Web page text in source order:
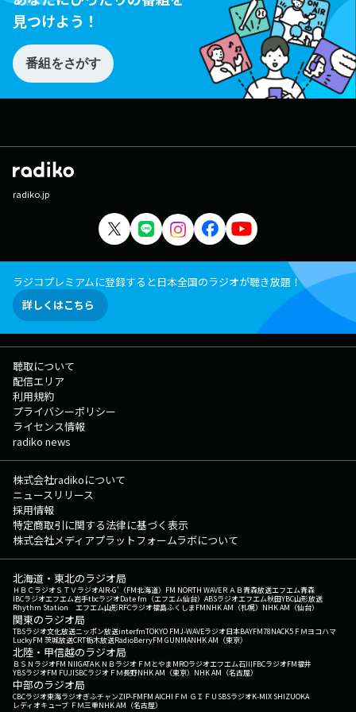
見つけよう！
番組をさがす
radiko.jp
ラジコプレミアムに登録すると日本全国のラジオが聴き放題！
詳しくはこちら
聴取について
配信エリア
利用規約
プライバシーポリシー
ライセンス情報
radiko news
株式会社radikoについて
ニュースリリース
採用情報
特定商取引に関する法律に基づく表示
株式会社メディアプラットフォームラボについて
北海道・東北のラジオ局
ＨＢＣラジオＳＴＶラジオAIR-G'（FM北海道） FM NORTH WAVEＲＡＢ青森放送エフエム青森
IBCラジオエフエム岩手tbcラジオDate fm（エフエム仙台） ABSラジオエフエム秋田YBC山形放送
Rhythm Station エフエム山形RFCラジオ福島ふくしまFMNHK AM（札幌） NHK AM（仙台）
関東のラジオ局
TBSラジオ文化放送ニッポン放送interfmTOKYO FMJ-WAVEラジオ日本BAYFM78NACK5 ＦＭヨコハマ
LuckyFM 茨城放送CRT栃木放送RadioBerryFM GUNMANHK AM（東京）
北陸・甲信越のラジオ局
ＢＳＮラジオFM NIIGATAＫＮＢラジオ ＦＭとやまMROラジオエフエム石川FBCラジオFM福井
YBSラジオFM FUJISBCラジオ ＦＭ長野NHK AM（東京） NHK AM（名古屋）
中部のラジオ局
CBCラジオ東海ラジオぎふチャンZIP-FMFM AICHI ＦＭ ＧＩＦＵ SBSラジオK-MIX SHIZUOKA
レディオキューブ ＦＭ三重NHK AM（名古屋）